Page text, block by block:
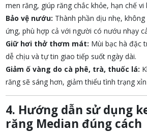
men răng, giúp răng chắc khỏe, hạn chế vi
Bảo vệ nướu: Thành phần dịu nhẹ,
ứng, phù hợp cả với người có nướu nhạy
Giữ hơi thở thơm mát: Mùi bạc hà đặc
dễ chịu và tự tin giao tiếp suốt ngày dài.
Giảm ố vàng do cà phê, trà, thuốc lá:
răng sẽ sáng hơn, giảm thiểu tình trạng
4. Hướng dẫn sử dụng
răng Median đúng cách